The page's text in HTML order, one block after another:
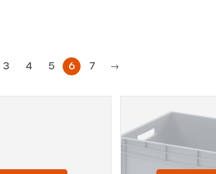
3 4 5 6 7 →